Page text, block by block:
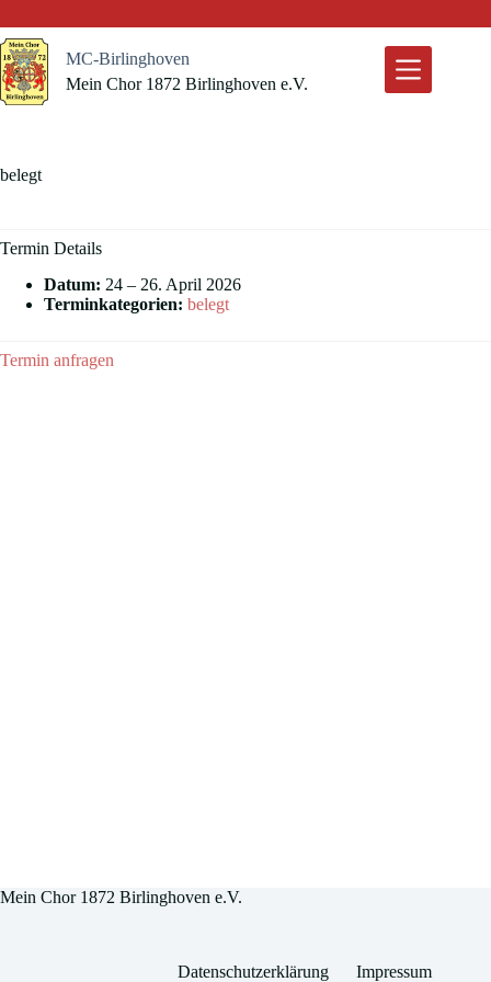
Inhalt
springen
MC-Birlinghoven
Mein Chor 1872 Birlinghoven e.V.
belegt
Termin Details
Datum: 24 – 26. April 2026
Terminkategorien: belegt
Termin anfragen
Mein Chor 1872 Birlinghoven e.V.
Datenschutzerklärung Impressum